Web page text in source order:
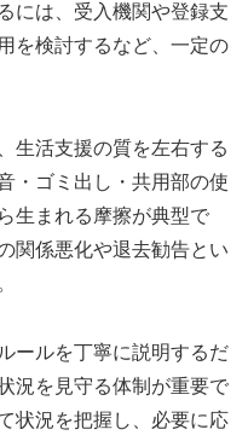
には、受入機関や登録支
を検討するなど、一定の
生活支援の質を左右する
・ゴミ出し・共用部の使
生まれる摩擦が典型で
関係悪化や退去勧告とい
ールを丁寧に説明するだ
況を見守る体制が重要で
状況を把握し、必要に応